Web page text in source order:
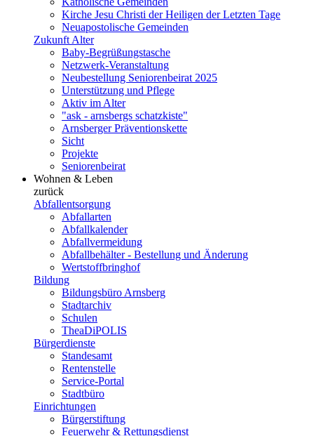
Kirche Jesu Christi der Heiligen der Letzten Tage
Neuapostolische Gemeinden
Zukunft Alter
Baby-Begrüßungstasche
Netzwerk-Veranstaltung
Neubestellung Seniorenbeirat 2025
Unterstützung und Pflege
Aktiv im Alter
"ask - arnsbergs schatzkiste"
Arnsberger Präventionskette
Sicht
Projekte
Seniorenbeirat
Wohnen & Leben
zurück
Abfallentsorgung
Abfallarten
Abfallkalender
Abfallvermeidung
Abfallbehälter - Bestellung und Änderung
Wertstoffbringhof
Bildung
Bildungsbüro Arnsberg
Stadtarchiv
Schulen
TheaDiPOLIS
Bürgerdienste
Standesamt
Rentenstelle
Service-Portal
Stadtbüro
Einrichtungen
Bürgerstiftung
Feuerwehr & Rettungsdienst